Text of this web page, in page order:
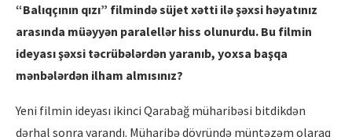
“Balıqçının qızı” filmindəsüjet xətti iləşəxsi həyatınız
arasında müəyyən paralellər hiss olunurdu. Bu filmin
ideyası şəxsi təcrübələrdən yaranıb, yoxsa başqa
mənbələrdən ilham almısınız?
Yeni filmin ideyası ikinci Qarabağ müharibəsi bitdikdən
dərhal sonra yarandı. Müharibə dövründə müntəzəm olaraq